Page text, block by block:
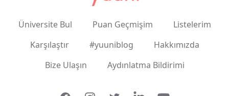
Üniversite Bul Puan Geçmişim
Listelerim
Karşılaştır
#yuuniblog
Hakkımızda
Bize Ulaşın
Aydınlatma Bildirimi